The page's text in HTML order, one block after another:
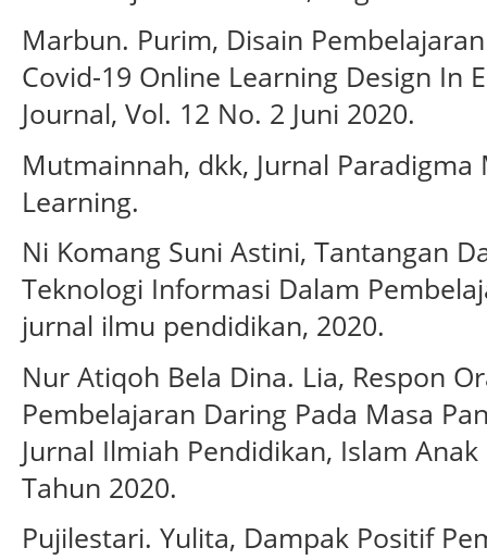
Marbun. Purim, Disain
Covid-19 Online Learning Design In
Journal, Vol. 12 No. 2 Juni 2020.
Mutmainnah, dkk, Jurnal Paradigma
Learning.
Ni Komang Suni Astini, Tantangan
Teknologi Informasi Dalam
jurnal ilmu pendidikan, 2020.
Nur Atiqoh Bela Dina. Lia, Respon
Pembelajaran Daring Pada Masa
Jurnal Ilmiah Pendidikan, Islam
Tahun 2020.
Pujilestari. Yulita, Dampak Positif